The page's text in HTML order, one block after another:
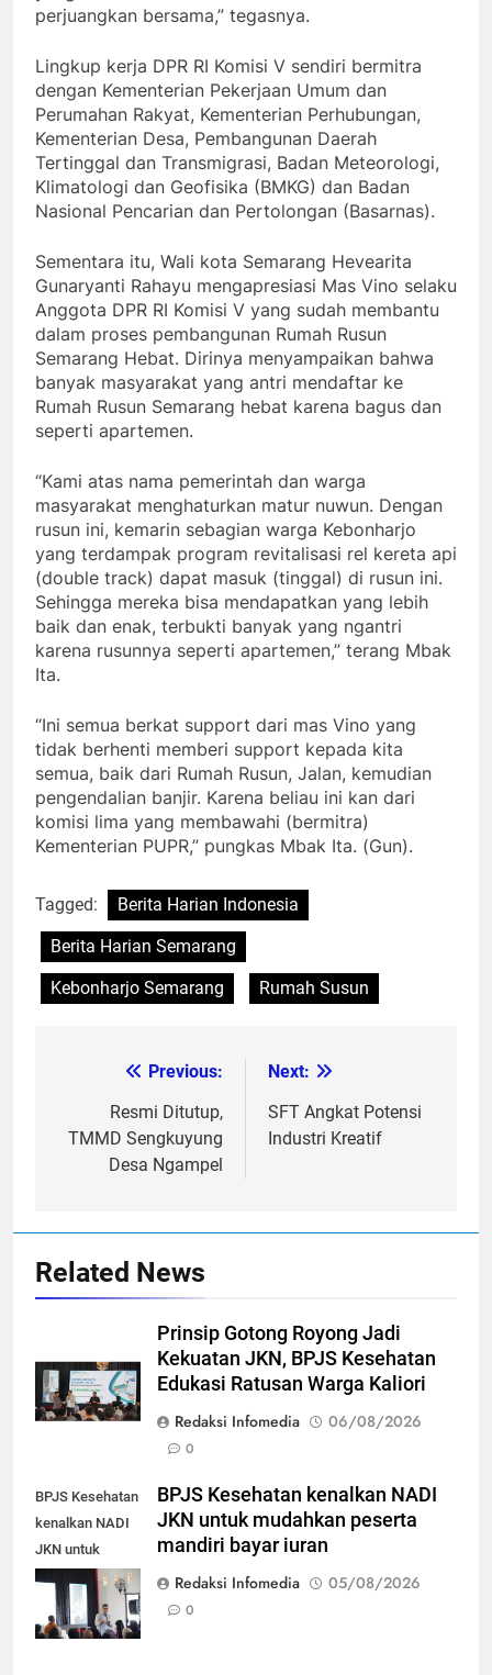
perjuangkan bersama,” tegasnya.
Lingkup kerja DPR RI Komisi V sendiri bermitra
dengan Kementerian Pekerjaan Umum dan
Perumahan Rakyat, Kementerian Perhubungan,
Kementerian Desa, Pembangunan Daerah
Tertinggal dan Transmigrasi, Badan Meteorologi,
Klimatologi dan Geofisika (BMKG) dan Badan
Nasional Pencarian dan Pertolongan (Basarnas).
Sementara itu, Wali kota Semarang Hevearita
Gunaryanti Rahayu mengapresiasi Mas Vino selaku
Anggota DPR RI Komisi V yang sudah membantu
dalam proses pembangunan Rumah Rusun
Semarang Hebat. Dirinya menyampaikan bahwa
banyak masyarakat yang antri mendaftar ke
Rumah Rusun Semarang hebat karena bagus dan
seperti apartemen.
“Kami atas nama pemerintah dan warga
masyarakat menghaturkan matur nuwun. Dengan
rusun ini, kemarin sebagian warga Kebonharjo
yang terdampak program revitalisasi rel kereta api
(double track) dapat masuk (tinggal) di rusun ini.
Sehingga mereka bisa mendapatkan yang lebih
baik dan enak, terbukti banyak yang ngantri
karena rusunnya seperti apartemen,” terang Mbak
Ita.
“Ini semua berkat support dari mas Vino yang
tidak berhenti memberi support kepada kita
semua, baik dari Rumah Rusun, Jalan, kemudian
pengendalian banjir. Karena beliau ini kan dari
komisi lima yang membawahi (bermitra)
Kementerian PUPR,” pungkas Mbak Ita. (Gun).
Tagged:
Berita Harian Indonesia
Berita Harian Semarang
Kebonharjo Semarang
Rumah Susun
navigation
Previous:
Resmi Ditutup,
TMMD Sengkuyung
Desa Ngampel
Next:
SFT Angkat Potensi
Industri Kreatif
Related News
Prinsip Gotong Royong Jadi
Kekuatan JKN, BPJS Kesehatan
Edukasi Ratusan Warga Kaliori
Redaksi Infomedia
06/08/2026
0
BPJS Kesehatan
kenalkan NADI
JKN untuk
mudahkan
peserta mandiri
bayar iuran
BPJS Kesehatan kenalkan NADI
JKN untuk mudahkan peserta
mandiri bayar iuran
Redaksi Infomedia
05/08/2026
0